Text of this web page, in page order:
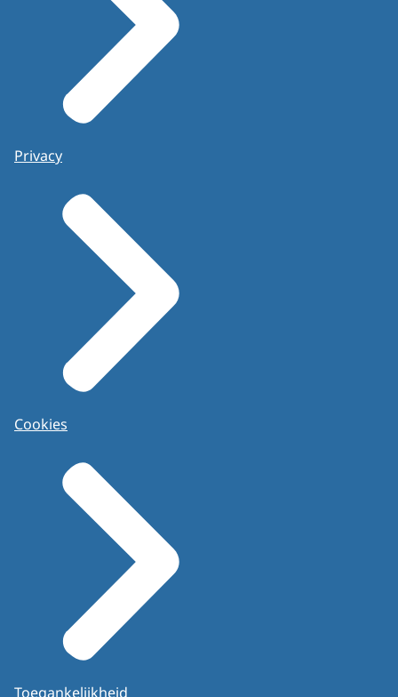
Privacy
Cookies
Toegankelijkheid